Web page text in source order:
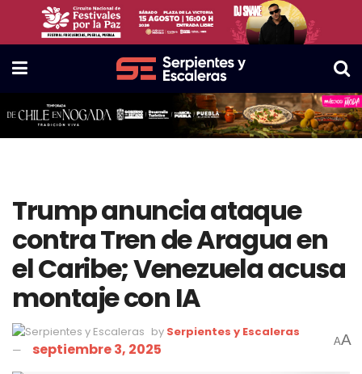
Trump anuncia ataque
contra Tren de Aragua en
el Caribe; Venezuela acusa
montaje con IA
by Serpientes y Escaleras
septiembre 3, 2025 AA